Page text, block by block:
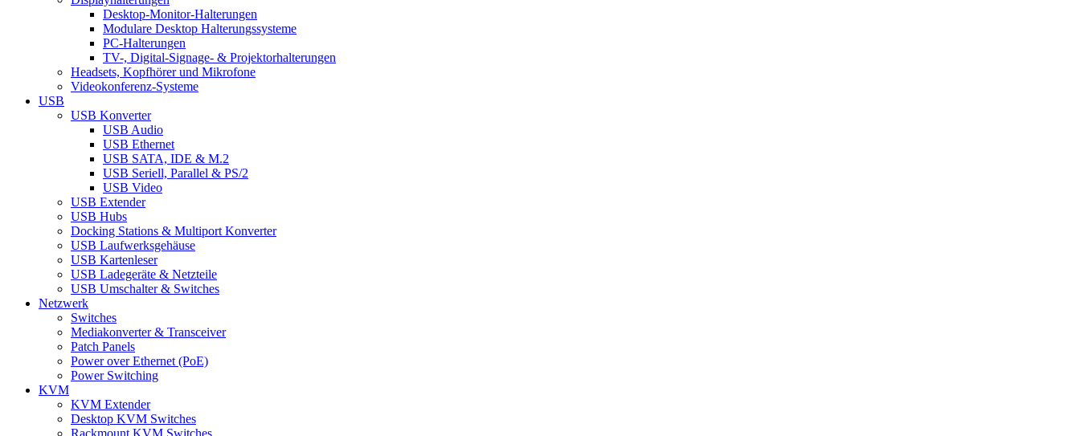
Desktop-Monitor-Halterungen
Modulare Desktop Halterungssysteme
PC-Halterungen
TV-, Digital-Signage- & Projektorhalterungen
Headsets, Kopfhörer und Mikrofone
Videokonferenz-Systeme
USB
USB Konverter
USB Audio
USB Ethernet
USB SATA, IDE & M.2
USB Seriell, Parallel & PS/2
USB Video
USB Extender
USB Hubs
Docking Stations & Multiport Konverter
USB Laufwerksgehäuse
USB Kartenleser
USB Ladegeräte & Netzteile
USB Umschalter & Switches
Netzwerk
Switches
Mediakonverter & Transceiver
Patch Panels
Power over Ethernet (PoE)
Power Switching
KVM
KVM Extender
Desktop KVM Switches
Rackmount KVM Switches